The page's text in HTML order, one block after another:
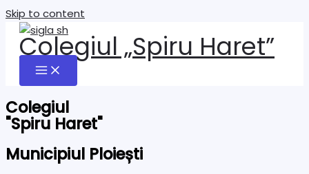
Skip to content
Colegiul „Spiru Haret”
Colegiul
"Spiru Haret"
Municipiul Ploiești